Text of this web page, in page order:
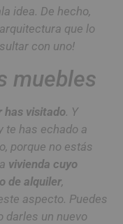
idea. De hecho,
que lo
con uno!
muebles
has visitado. Y
te has echado a
porque no estás
vivienda cuyo
de alquiler,
aspecto. Puedes
darles un nuevo